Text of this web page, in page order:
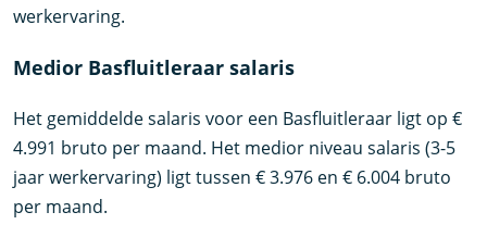
werkervaring.
Medior Basfluitleraar salaris
Het gemiddelde salaris voor een Basfluitleraar ligt op €
4.991 bruto per maand. Het medior niveau salaris (3-5
jaar werkervaring) ligt tussen € 3.976 en € 6.004 bruto
per maand.